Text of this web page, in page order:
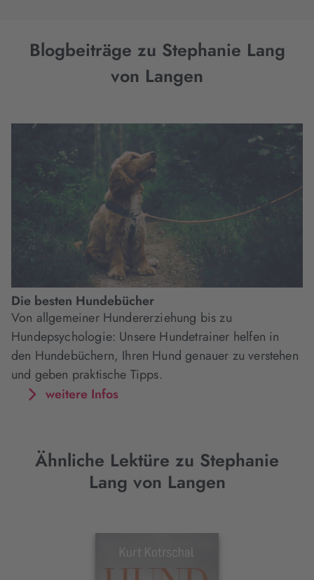
Blogbeiträge zu Stephanie Lang
von Langen
Die besten Hundebücher
Von allgemeiner Hundererziehung bis zu
Hundepsychologie: Unsere Hundetrainer helfen in
den Hundebüchern, Ihren Hund genauer zu verstehen
und geben praktische Tipps.
weitere Infos
Ähnliche Lektüre zu Stephanie
Lang von Langen